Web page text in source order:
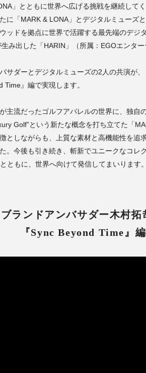
」とともに世界へ広げる挑戦を継続して
に「MARK & LONA」とデジタルミューズ
ッドを拠点に世界で活躍する最先端のデジ
み出した「HARIN」（所属：EGOエンター
サダーとデジタルミューズの2人の共演が
Time』編で実現します。
主流だったゴルフアパレルの世界に、独自
Golf”という新たな概念を打ち立てた「
としながらも、上質な素材と高機能性を追
。今後も引き続き、斬新でユニークなコレ
ともに、世界へ向けて発信してまいります。
ランドアンバサダー木村拓
『Sync Beyond Time』編